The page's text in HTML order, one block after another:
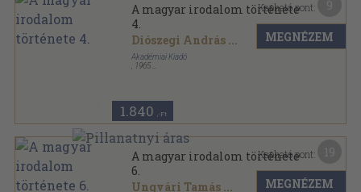
A magyar irodalom története
4.
Diószegi András ...
Akadémiai Kiadó
1965
1.840 ,-Ft
Kapható pont:
MEGNÉZEM
A magyar irodalom története
6.
Ungvári Tamás ...
Kapható pont:
MEGNÉZEM